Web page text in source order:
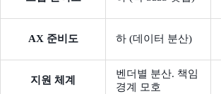
AX 준비도 하 (데이터 분산)
지원 체계
벤더별 분산. 책임
경계 모호